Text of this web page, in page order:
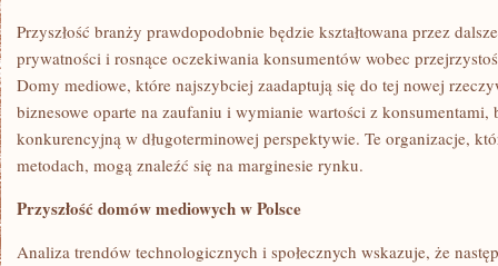
Przyszłość branży prawdopodobnie będzie kształtowana przez
prywatności i rosnące oczekiwania konsumentów wobec
Domy mediowe, które najszybciej zaadaptują się do tej nowej
biznesowe oparte na zaufaniu i wymianie wartości z konsumentami,
konkurencyjną w długoterminowej perspektywie. Te organizacje,
metodach, mogą znaleźć się na marginesie rynku.
Przyszłość domów mediowych w Polsce
Analiza trendów technologicznych i społecznych wskazuje, że